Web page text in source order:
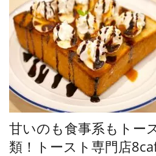
甘いのも食事系もトー
類！トースト専門店